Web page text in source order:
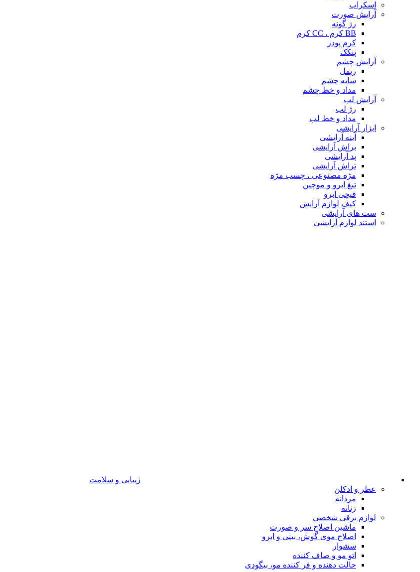
اسکراب
آرایش صورت
رژ گونه
BB کرم ، CC کرم
کرم پودر
پنکک
آرایش چشم
ریمل
سایه چشم
مداد و خط چشم
آرایش لب
رژ لب
مداد و خط لب
ابزار آرایشی
آینه آرایشی
براش آرایشی
پد آرایشی
تراش آرایشی
مژه مصنوعی ، چسب مژه
تیغ ابرو و موچین
قیچی ابرو
کیف لوازم آرایش
ست های آرایشی
استند لوازم آرایشی
زیبایی و سلامت
عطر و ادکلن
مردانه
زنانه
لوازم برقی شخصی
ماشین اصلاح سر و صورت
اصلاح موی گوش، بینی و ابرو
سشوار
اتو مو و صاف کننده
حالت دهنده و فر کننده مو، بیگودی